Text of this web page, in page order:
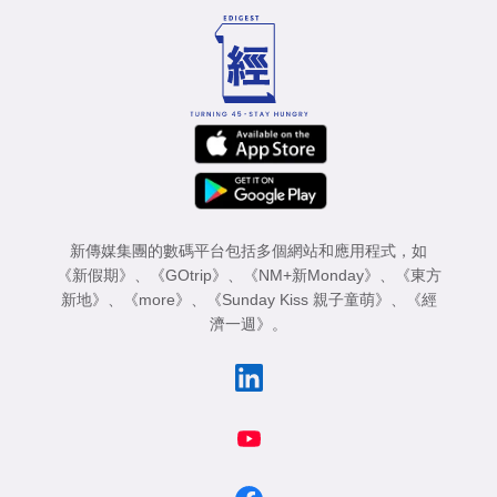
新傳媒集團的數碼平台包括多個網站和應用程式，如
《新假期》 、 《GOtrip》 、 《NM+新Monday》 、
《東方
新地》 、 《more》 、 《Sunday Kiss 親子童萌》 、
《經
濟一週》 。